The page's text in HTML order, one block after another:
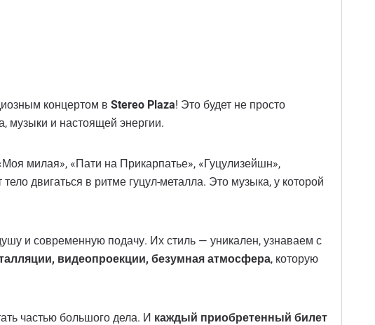
концертом в Stereo Plaza! Это будет не просто
музыки и настоящей энергии.
милая», «Пати на Прикарпатье», «Гуцулизейшн»,
двигаться в ритме гуцул-металла. Это музыка, у которой
и современную подачу. Их стиль — уникален, узнаваем с
видеопроекции, безумная атмосфера, которую
частью большого дела. И каждый приобретенный билет